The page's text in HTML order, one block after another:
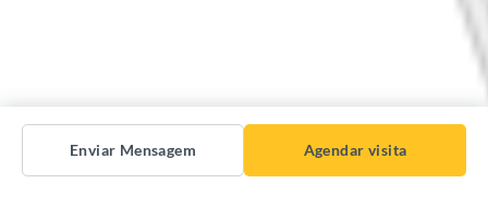
Enviar Mensagem Agendar visita